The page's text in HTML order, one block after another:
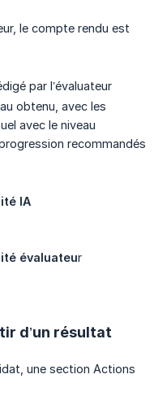
le compte rendu est
par l’évaluateur
obtenu, avec les
avec le niveau
recommandés
IA
évaluateur
d’un résultat
une section Actions